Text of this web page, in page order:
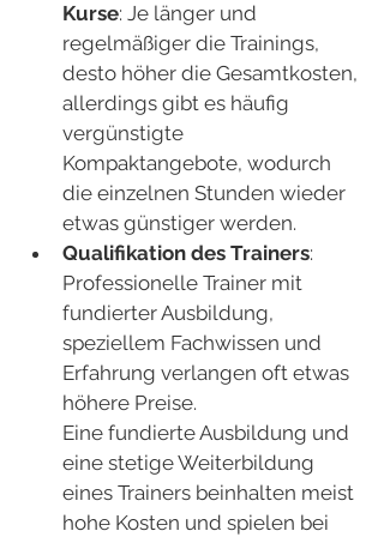
Kurse: Je länger und
regelmäßiger die Trainings,
desto höher die Gesamtkosten,
allerdings gibt es häufig
vergünstigte
Kompaktangebote, wodurch
die einzelnen Stunden wieder
etwas günstiger werden.
Qualifikation des Trainers:
Professionelle Trainer mit
fundierter Ausbildung,
speziellem Fachwissen und
Erfahrung verlangen oft etwas
höhere Preise.
Eine fundierte Ausbildung und
eine stetige Weiterbildung
eines Trainers beinhalten meist
hohe Kosten und spielen bei